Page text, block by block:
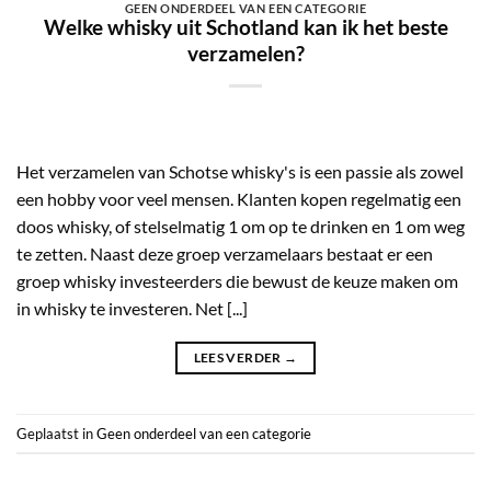
GEEN ONDERDEEL VAN EEN CATEGORIE
Welke whisky uit Schotland kan ik het beste
verzamelen?
Het verzamelen van Schotse whisky's is een passie als zowel
een hobby voor veel mensen. Klanten kopen regelmatig een
doos whisky, of stelselmatig 1 om op te drinken en 1 om weg
te zetten. Naast deze groep verzamelaars bestaat er een
groep whisky investeerders die bewust de keuze maken om
in whisky te investeren. Net [...]
LEES VERDER →
Geplaatst inGeen onderdeel van een categorie